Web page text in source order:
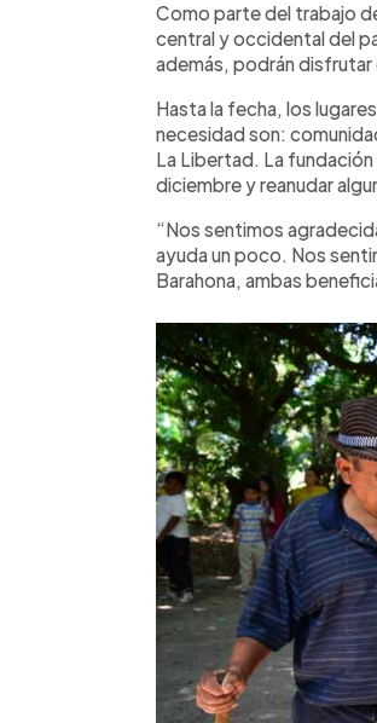
Como parte del trabajo
central y occidental del
además, podrán disfrutar
Hasta la fecha, los
necesidad son:
La Libertad. La
diciembre y reanudar
“Nos sentimos
ayuda un poco. Nos
Barahona, ambas